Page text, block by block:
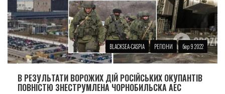
BLACKSEA-CASPIA РЕГІОНИ бер 9 2022
В РЕЗУЛЬТАТИ ВОРОЖИХ ДІЙ РОСIЙСЬКИХ ОКУПАНТIВ
ПОВНIСТЮ ЗНЕСТРУМЛЕНА ЧОРНОБИЛЬСКА АЕС